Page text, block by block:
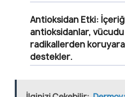
Antioksidan Etki:
antioksidanlar,
radikallerden
destekler.